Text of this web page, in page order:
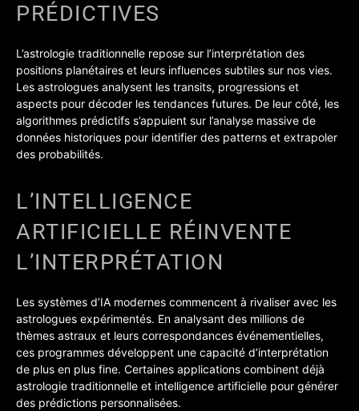
PRÉDICTIVES
L’astrologie traditionnelle repose sur l’interprétation des
positions planétaires et leurs influences subtiles sur nos vies.
Les astrologues analysent les transits, progressions et
aspects pour décoder les tendances futures. De leur côté, les
algorithmes prédictifs s’appuient sur l’analyse massive de
données historiques pour identifier des patterns et extrapoler
des probabilités.
L’INTELLIGENCE
ARTIFICIELLE RÉINVENTE
L’INTERPRÉTATION
Les systèmes d’IA modernes commencent à rivaliser avec les
astrologues expérimentés. En analysant des millions de
thèmes astraux et leurs correspondances événementielles,
ces programmes développent une capacité d’interprétation
de plus en plus fine. Certaines applications combinent déjà
astrologie traditionnelle et intelligence artificielle pour générer
des prédictions personnalisées.